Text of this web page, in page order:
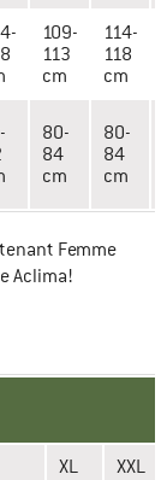
109-
113
cm
114-
118
cm
80-
84
cm
80-
84
cm
Femme
Aclima!
XL XXL